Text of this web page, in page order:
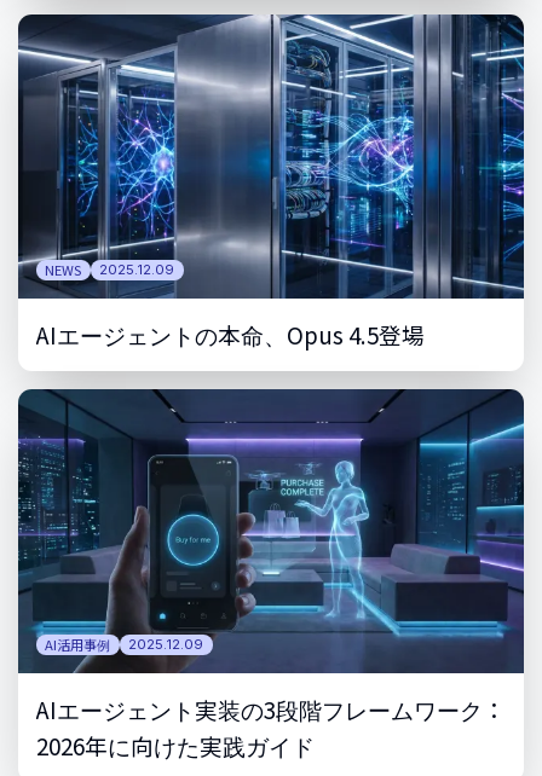
NEWS 2025.12.09
AIエージェントの本命、Opus 4.5登場
AI活用事例 2025.12.09
AIエージェント実装の3段階フレームワーク：
2026年に向けた実践ガイド